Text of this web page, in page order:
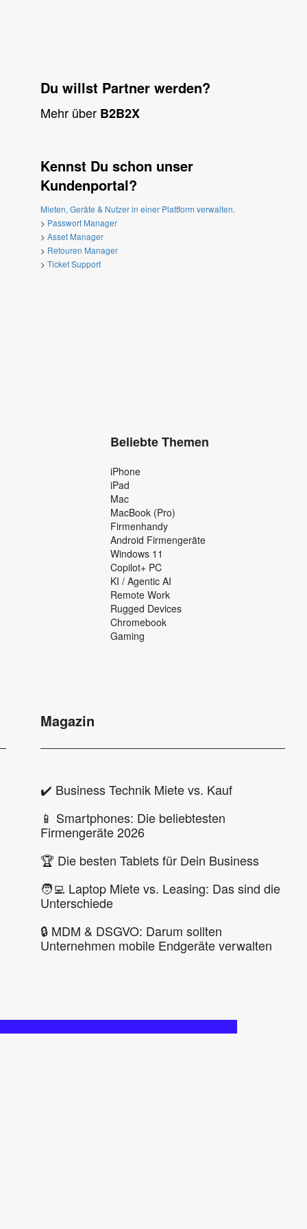
Du willst Partner werden?
Mehr über B2B2X
Kennst Du schon unser
Kundenportal?
Mieten, Geräte & Nutzer in einer Plattform verwalten.
> Passwort Manager
>Asset Manager
> Retouren Manager
>Ticket Support
Beliebte Themen
iPhone
iPad
Mac
MacBook (Pro)
Firmenhandy
Android Firmengeräte
Windows 11
Copilot+ PC
KI / Agentic AI
Remote Work
Rugged Devices
Chromebook
Gaming
Magazin
✔️ Business Technik Miete vs. Kauf
📱 Smartphones: Die beliebtesten
Firmengeräte 2026
🏆 Die besten Tablets für Dein Business
🧑‍💻 Laptop Miete vs. Leasing: Das sind die
Unterschiede
🔒 MDM & DSGVO: Darum sollten
Unternehmen mobile Endgeräte verwalten